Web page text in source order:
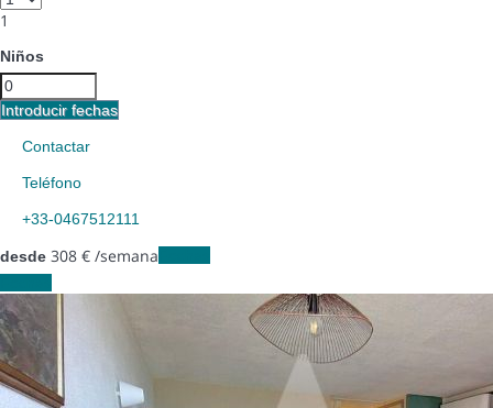
1
Niños
Introducir fechas
Contactar
Teléfono
+33-0467512111
desde 308 € /semana